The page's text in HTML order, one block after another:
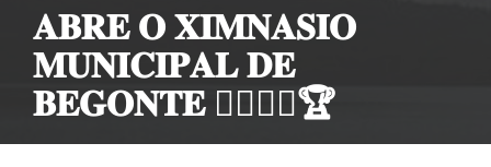
𝐀𝐁𝐑𝐄 𝐎 𝐗𝐈𝐌𝐍𝐀𝐒𝐈𝐎
𝐌𝐔𝐍𝐈𝐂𝐈𝐏𝐀𝐋 𝐃𝐄
𝐁𝐄𝐆𝐎𝐍𝐓𝐄 🤸‍♀️🏋️‍♀️🏆